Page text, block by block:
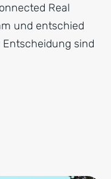
Real
und entschied
sind